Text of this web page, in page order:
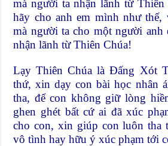
mà người ta nhận lãnh từ
hãy cho anh em mình như thế,
mà người ta cho một người anh
nhận lãnh từ Thiên Chúa!
Lạy Thiên Chúa là Đấng Xót
thứ, xin dạy con bài học nhân
tha, để con không giữ lòng
ghen ghét bất cứ ai đã xúc
cho con, xin giúp con luôn tha
vô tình hay hữu ý xúc phạm tới